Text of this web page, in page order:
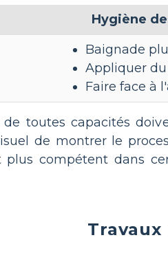
Hygiène
Baignade
Appliquer
Faire face à
toutes capacités
de montrer le
compétent dans